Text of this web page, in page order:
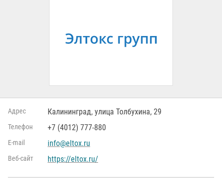
Адрес Калининград, улица Толбухина, 29
Телефон +7 (4012) 777-880
Е-mail info@eltox.ru
Веб-сайт https://eltox.ru/